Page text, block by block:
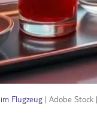
Flugzeug| Adobe Stock